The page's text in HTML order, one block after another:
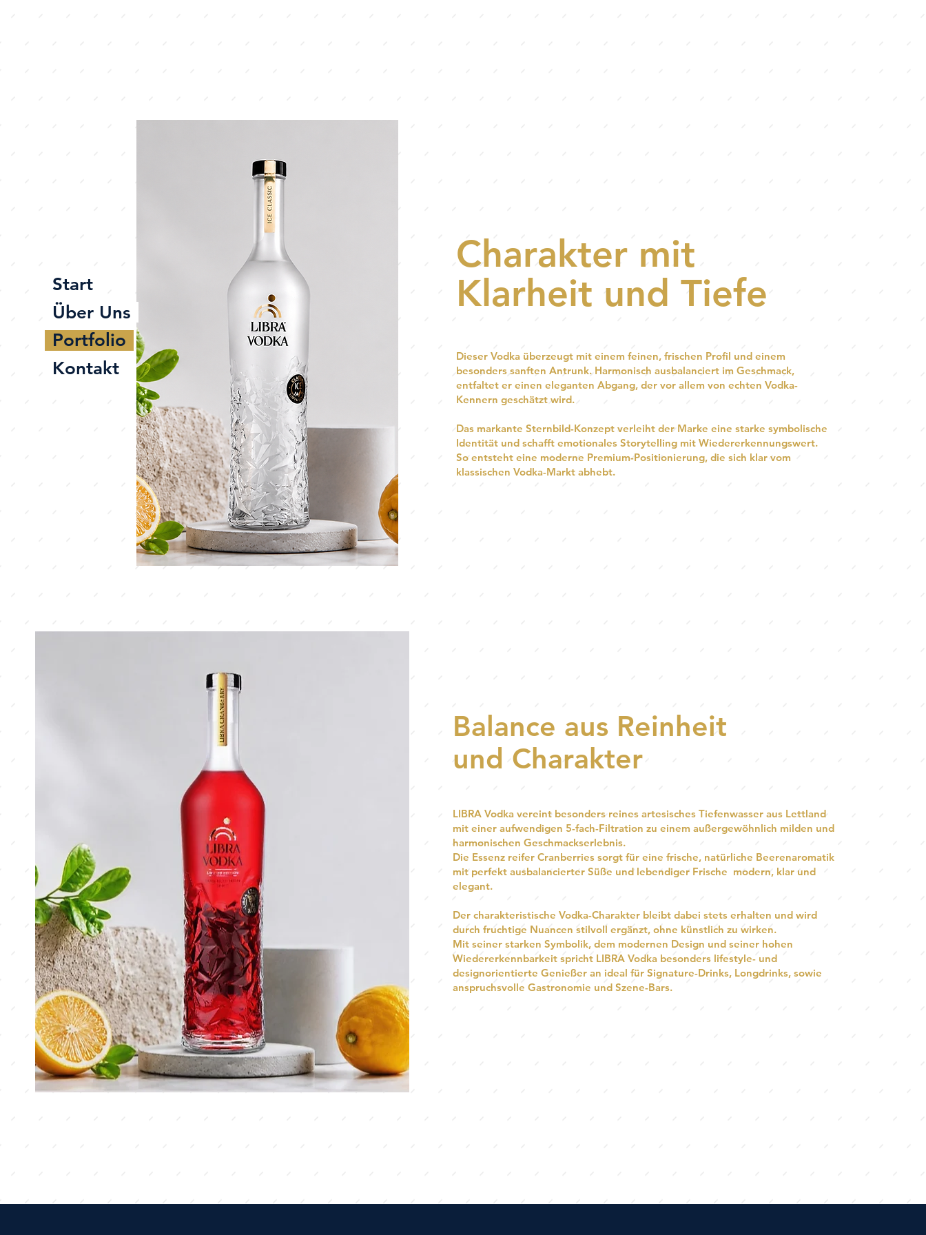
Start
Über Uns
Portfolio
Kontakt
Charakter mit
Klarheit und Tiefe
Dieser Vodka überzeugt mit einem feinen, frischen Profil und einem
besonders sanften Antrunk. Harmonisch ausbalanciert im Geschmack,
entfaltet er einen eleganten Abgang, der vor allem von echten Vodka-
Kennern geschätzt wird.
Das markante Sternbild-Konzept verleiht der Marke eine starke symbolische
Identität und schafft emotionales Storytelling mit Wiedererkennungswert.
So entsteht eine moderne Premium-Positionierung, die sich klar vom
klassischen Vodka-Markt abhebt.
Balance aus Reinheit
und Charakter
LIBRA Vodka vereint besonders reines artesisches Tiefenwasser aus Lettland
mit einer aufwendigen 5-fach-Filtration zu einem außergewöhnlich milden und
harmonischen Geschmackserlebnis.
Die Essenz reifer Cranberries sorgt für eine frische, natürliche Beerenaromatik
mit perfekt ausbalancierter Süße und lebendiger Frische modern, klar und
elegant.
Der charakteristische Vodka-Charakter bleibt dabei stets erhalten und wird
durch fruchtige Nuancen stilvoll ergänzt, ohne künstlich zu wirken.
Mit seiner starken Symbolik, dem modernen Design und seiner hohen
Wiedererkennbarkeit spricht LIBRA Vodka besonders lifestyle- und
designorientierte Genießer an ideal für Signature-Drinks, Longdrinks, sowie
anspruchsvolle Gastronomie und Szene-Bars.